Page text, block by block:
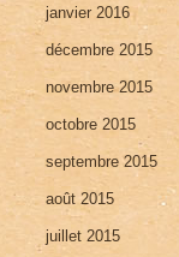
janvier 2016
décembre 2015
novembre 2015
octobre 2015
septembre 2015
août 2015
juillet 2015